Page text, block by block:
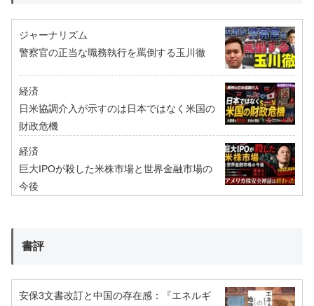
ジャーナリズム
警察官の正当な職務執行を罵倒する玉川徹
経済
日米協調介入が示すのは日本ではなく米国の
財政危機
経済
巨大IPOが殺した米株市場と世界金融市場の
今後
書評
安保3文書改訂と中国の存在感：『エネルギ